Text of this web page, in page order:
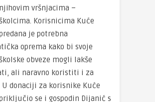
vršnjacima –
Korisnicima Kuće
je potrebna
oprema kako bi svoje
obveze mogli lakše
ali naravno koristiti i za
U donaciji za korisnike Kuće
se i gospodin Dijanić s